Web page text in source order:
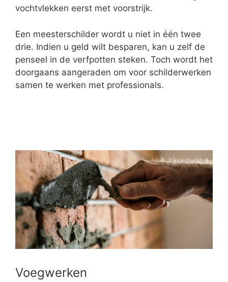
vochtvlekken eerst met voorstrijk.
Een meesterschilder wordt u niet in één twee
drie. Indien u geld wilt besparen, kan u zelf de
penseel in de verfpotten steken. Toch wordt het
doorgaans aangeraden om voor schilderwerken
samen te werken met professionals.
Voegwerken